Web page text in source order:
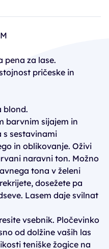
Dunkelblond
za lase.
pričeske in
blond.
barvnim sijajem in
s sestavinami
in oblikovanje. Oživi
naravni ton. Možno
tona v želeni
dosežete pa
Lasem daje svilnat
vsebnik. Pločevinko
od dolžine vaših las
teniške žogice na